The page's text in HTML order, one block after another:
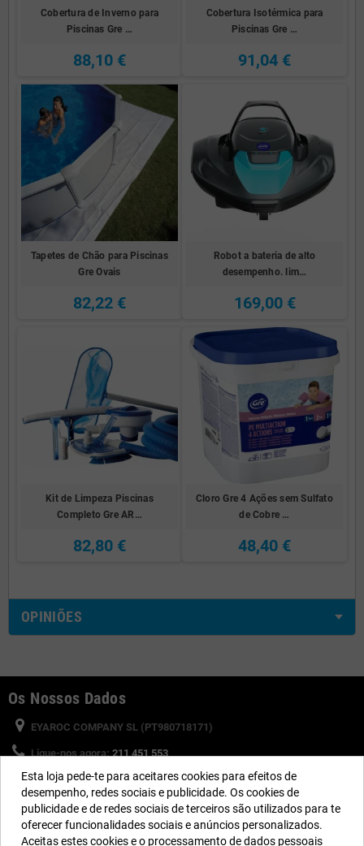
Cobertura de Inverno para
Piscinas Gre …
88,10 €
Cobertura Isotérmica para
Piscinas Gre …
91,04 €
Tapetes de Chão para Piscinas
Gre Ovais
82,22 €
Robot a bateria de alto
desempenho. lim…
169,00 €
Kit de Limpeza Piscinas
Completo Gre AR…
82,80 €
Cloro Gre 4 Ações sem Sulfato
de Cobre …
48,40 €
OPINIÕES
Os Nossos Dados
EYAROC COMPANY SL (PT980718171)
Ligue-nos agora: 211 451 553
Horário:Segunda a Sexta-feira: 8:30h a 13h e 15h a 17h
Email:info@piscinasdesmontaveis.pt
Esta loja pede-te para aceitares cookies para efeitos de
desempenho, redes sociais e publicidade. Os cookies de
publicidade e de redes sociais de terceiros são utilizados para te
oferecer funcionalidades sociais e anúncios personalizados.
Aceitas estes cookies e o processamento de dados pessoais